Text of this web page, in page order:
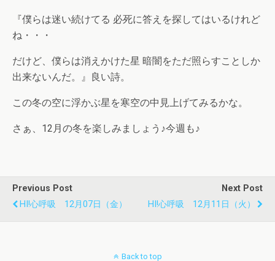
『僕らは迷い続けてる 必死に答えを探してはいるけれど
ね・・・
だけど、僕らは消えかけた星 暗闇をただ照らすことしか
出来ないんだ。』良い詩。
この冬の空に浮かぶ星を寒空の中見上げてみるかな。
さぁ、12月の冬を楽しみましょう♪今週も♪
Previous Post
HI!心呼吸 12月07日（金）
Next Post
HI!心呼吸 12月11日（火）
Back to top